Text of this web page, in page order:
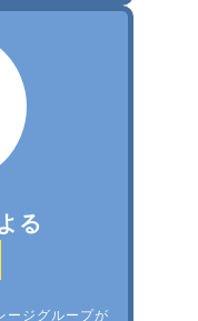
る
ージグループが